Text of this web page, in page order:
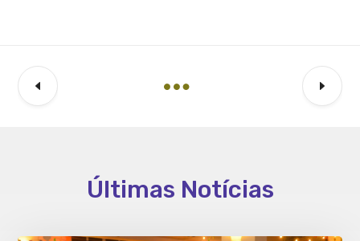
Últimas Notícias